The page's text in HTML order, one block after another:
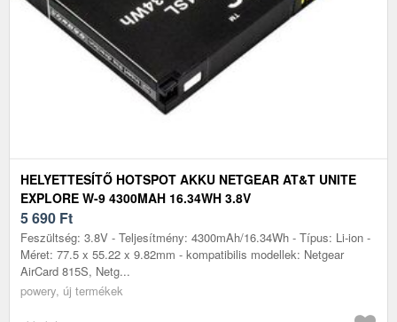
HELYETTESÍTŐ HOTSPOT AKKU NETGEAR AT&T UNITE
EXPLORE W-9 4300MAH 16.34WH 3.8V
5 690 Ft
Feszültség: 3.8V - Teljesítmény: 4300mAh/16.34Wh - Típus: Li-ion -
Méret: 77.5 x 55.22 x 9.82mm - kompatibilis modellek: Netgear
AirCard 815S, Netg...
powery, új termékek